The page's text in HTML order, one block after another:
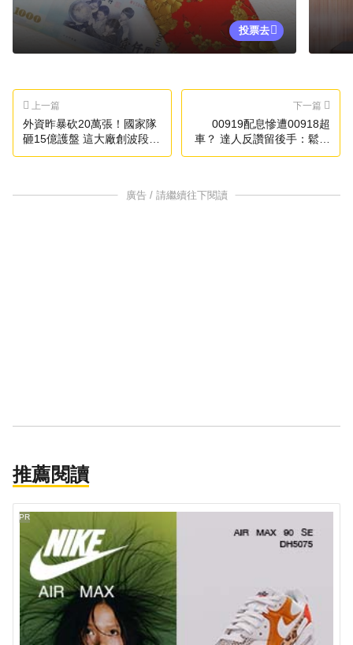
投票去
上一篇
外資昨暴砍20萬張！國家隊
砸15億護盤 這大廠創波段新
高
下一篇
00919配息慘遭00918超
車？ 達人反讚留後手：鬆了
一口氣
廣告 / 請繼續往下閱讀
推薦閱讀
PR